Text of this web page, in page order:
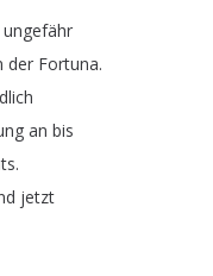
ungefähr
der Fortuna.
an bis
.
jetzt